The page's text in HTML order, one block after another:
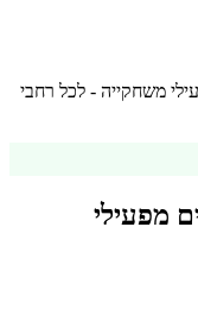
משחקייה - לכל רחבי
מפעילי